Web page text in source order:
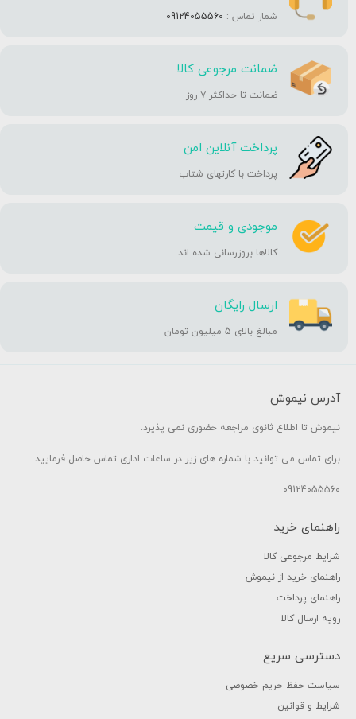
شمار تماس : 09124055560
ضمانت مرجوعی کالا
ضمانت تا حداکثر ۷ روز
پرداخت آنلاین امن
پرداخت با کارتهای شتاب
موجودی و قیمت
کالاها بروزرسانی شده اند
ارسال رایگان
مبالغ بالای 5 میلیون تومان
آدرس نیموش
نیموش تا اطلاع ثانوی مراجعه حضوری نمی پذیرد.
برای تماس می توانید با شماره های زیر در ساعات اداری تماس حاصل فرمایید :
09124055560
راهنمای خرید
شرایط مرجوعی کالا
راهنمای خرید از نیموش
راهنمای پرداخت
رویه ارسال کالا
دسترسی سریع
سیاست حفظ حریم خصوصی
شرایط و قوانین